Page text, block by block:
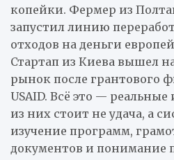
копейки. Фермер из
запустил линию
отходов на деньги
Стартап из Киева вышел
рынок после грантового
USAID. Всё это —
из них стоит не удача, а
изучение программ,
документов и понимание